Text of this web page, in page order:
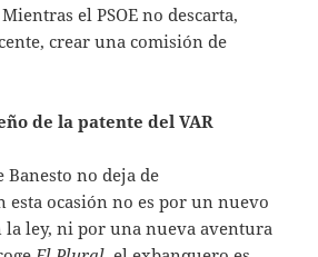
el PSOE no descarta,
crear una comisión de
de la patente del VAR
Banesto no deja de
esta ocasión no es por un nuevo
la ley, ni por una nueva aventura